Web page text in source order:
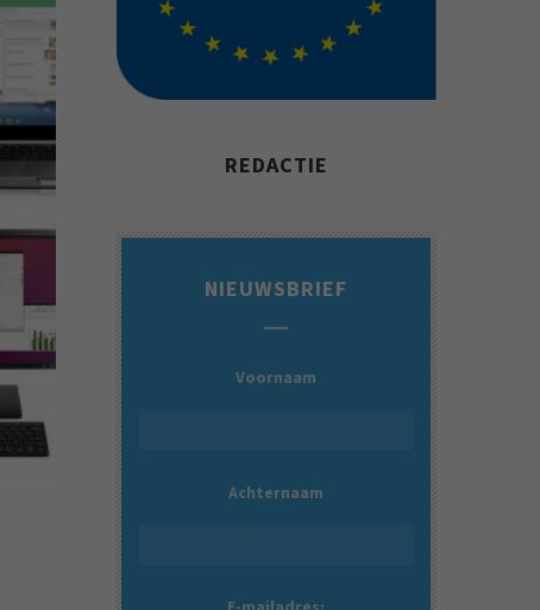
REDACTIE
NIEUWSBRIEF
Voornaam
Achternaam